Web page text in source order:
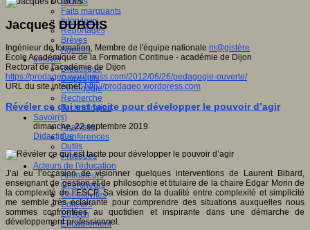
Faits marquants
Interviews
Reportages
Brèves
Agenda
Innover
Didactique
Dispositifs
Pédagogie
Recherche
Technologies
Savoir(s)
Analyses
Conférences
Outils
Pratiques
Acteurs de l'éducation
Animateurs
Chercheurs
Collectivités
Editeurs
EdTech
Encadrement
Jacques DUBOIS
Ingénieur de formation, Membre de l'équipe nationale m@gistère
École Académique de la Formation Continue - académie de Dijon
Rectorat de l'académie de Dijon
https://prodageo.wordpress.com/2012/06/26/pedagogie-ouverte/
URL du site internet:http://prodageo.wordpress.com
Révéler ce qui est tacite pour développer le pouvoir d’agir
dimanche, 22 septembre 2019
Didactique
J’ai eu l’occasion de visionner quelques interventions de Laurent Bibard,
enseignant de gestion et de philosophie et titulaire de la chaire Edgar Morin de
la complexité de l’ESCP. Sa vision de la dualité entre complexité et simplicité
me semble très éclairante pour comprendre des situations auxquelles nous
sommes confrontées au quotidien et inspirante dans une démarche de
développement professionnel.